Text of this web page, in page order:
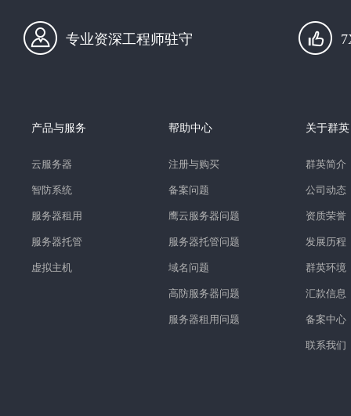
专业资深工程师驻守
产品与服务
云服务器
智防系统
服务器租用
服务器托管
虚拟主机
帮助中心
注册与购买
备案问题
鹰云服务器问题
服务器托管问题
域名问题
高防服务器问题
服务器租用问题
关于群英
群英简介
公司动态
资质荣誉
发展历程
群英环境
汇款信息
备案中心
联系我们